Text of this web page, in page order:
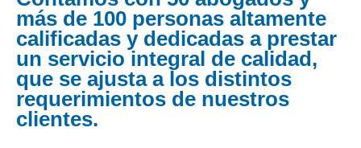
más de 100 personas altamente
calificadas y dedicadas a prestar
un servicio integral de calidad,
que se ajusta a los distintos
requerimientos de nuestros
clientes.